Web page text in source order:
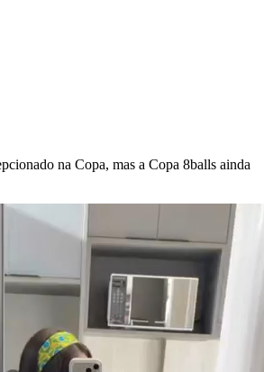
na Copa, mas a Copa 8balls ainda